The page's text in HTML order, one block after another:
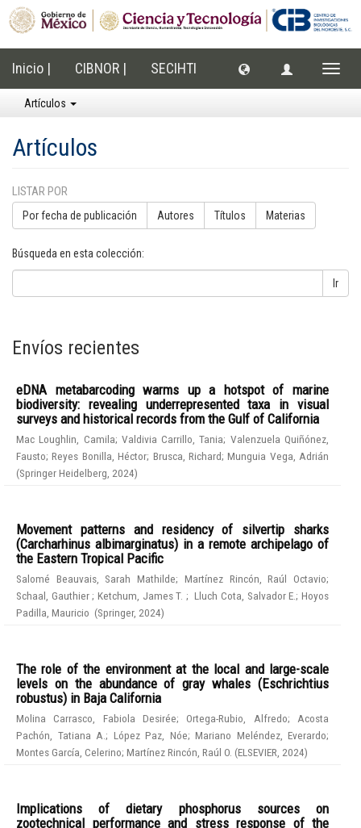
Inicio | CIBNOR | SECIHTI
Artículos
Artículos
LISTAR POR
Por fecha de publicación Autores Títulos Materias
Búsqueda en esta colección:
Ir
Envíos recientes
eDNA metabarcoding warms up a hotspot of marine
biodiversity: revealing underrepresented taxa in visual
surveys and historical records from the Gulf of California
Mac Loughlin, Camila; Valdivia Carrillo, Tania; Valenzuela Quiñónez,
Fausto;Reyes Bonilla, Héctor; Brusca, Richard;Munguia Vega, Adrián
(Springer Heidelberg 2024)
Movement patterns and residency of silvertip sharks
(Carcharhinus albimarginatus) in a remote archipelago of
the Eastern Tropical Pacific
Salomé Beauvais, Sarah Mathilde; Martínez Rincón, Raúl Octavio;
Schaal, Gauthier;Ketchum, James T.; Lluch Cota, Salvador E.;Hoyos
Padilla, Mauricio (Springer, 2024)
The role of the environment at the local and large-scale
levels on the abundance of gray whales (Eschrichtius
robustus) in Baja California
Molina Carrasco, Fabiola Desirée;Ortega-Rubio, Alfredo; Acosta
Pachón, Tatiana A. ; López Paz, Nóe; Mariano Meléndez, Everardo;
Montes García, Celerino; Martínez Rincón, Raúl O. (ELSEVIER 2024)
Implications of dietary phosphorus sources on
zootechnical performance and stress response of the